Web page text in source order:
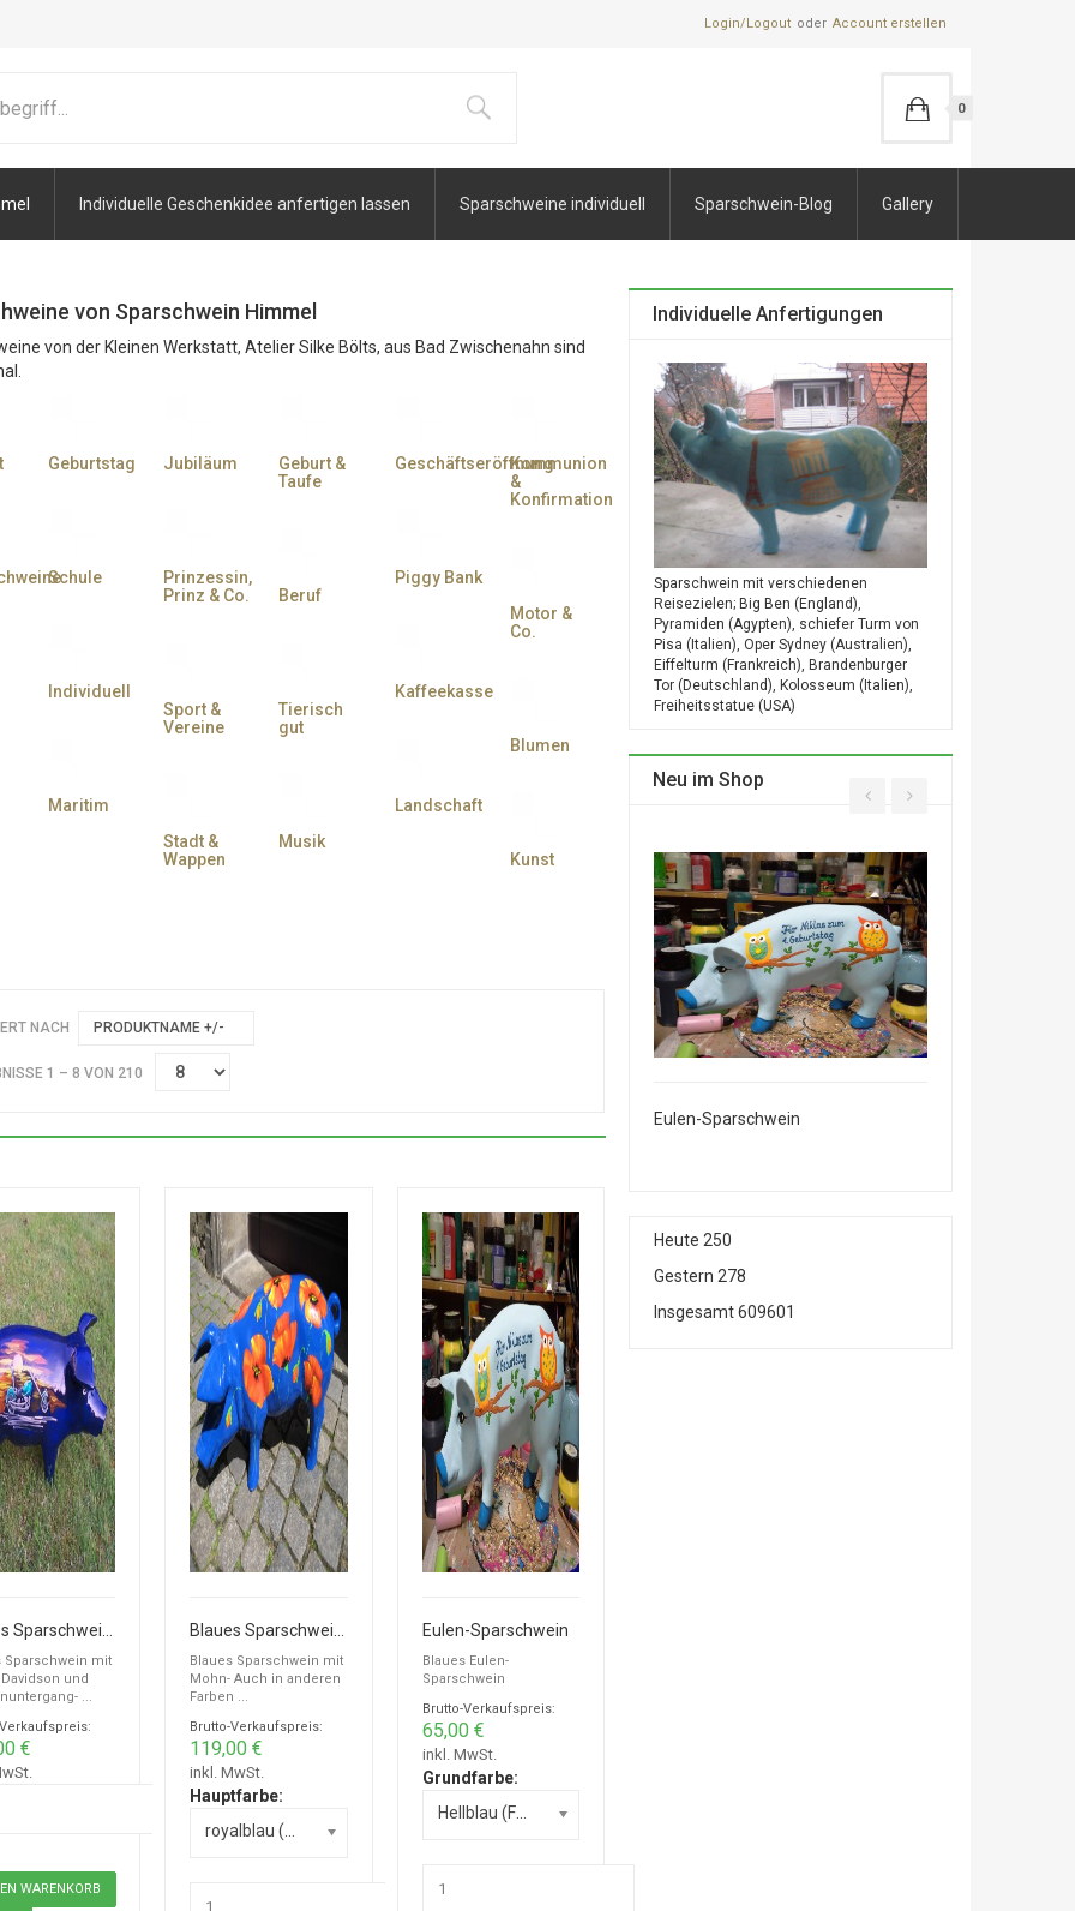
Login/Logout Account erstellen
0
Individuelle Geschenkidee anfertigen lassen Sparschweine individuell Sparschwein-Blog Gallery
von Sparschwein Himmel
von der Kleinen Werkstatt, Atelier Silke Bölts, aus Bad Zwischenahn sind
Geburtstag Jubiläum
Geburt &
Taufe
GeschäftseröffnungKommunion
&
Konfirmation
Schule
Prinzessin,
Prinz & Co.
Piggy Bank
Beruf
Motor &
Co.
Individuell
Kaffeekasse
Sport &
Vereine
Tierisch
gut
Blumen
Maritim
Landschaft
Stadt &
Wappen
Musik
Kunst
NACH PRODUKTNAME +/-
1 – 8 VON 210
Sparschwein mit
und
...
€
Blaues Sparschwein mit
Mohn- Auch in anderen
Farben ...
Brutto-Verkaufspreis:
119,00 €
inkl. MwSt.
Hauptfarbe:
Eulen-Sparschwein
Blaues Eulen-
Sparschwein
Brutto-Verkaufspreis:
65,00 €
inkl. MwSt.
Grundfarbe:
Hellblau (Foto) +0,00 €
Individuelle Anfertigungen
Sparschwein mit verschiedenen
Reisezielen; Big Ben (England),
Pyramiden (Agypten), schiefer Turm von
Pisa (Italien), Oper Sydney (Australien),
Eiffelturm (Frankreich), Brandenburger
Tor (Deutschland), Kolosseum (Italien),
Freiheitsstatue (USA)
Neu im Shop
Eulen-Sparschwein
Heute 250
Gestern 278
Insgesamt609601